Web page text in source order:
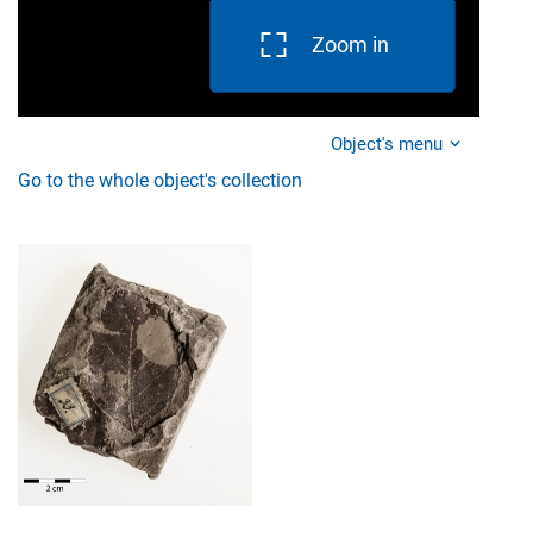
Zoom in
Object's menu
Go to the whole object's collection